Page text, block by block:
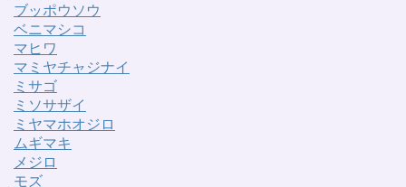
ブッポウソウ
ベニマシコ
マヒワ
マミヤチャジナイ
ミサゴ
ミソサザイ
ミヤマホオジロ
ムギマキ
メジロ
モズ